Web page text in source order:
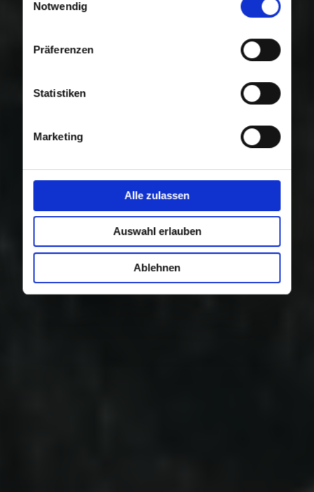
Nutzung der Dienste gesammelt haben.
Notwendig
Präferenzen
Statistiken
Marketing
Alle zulassen
Auswahl erlauben
Ablehnen